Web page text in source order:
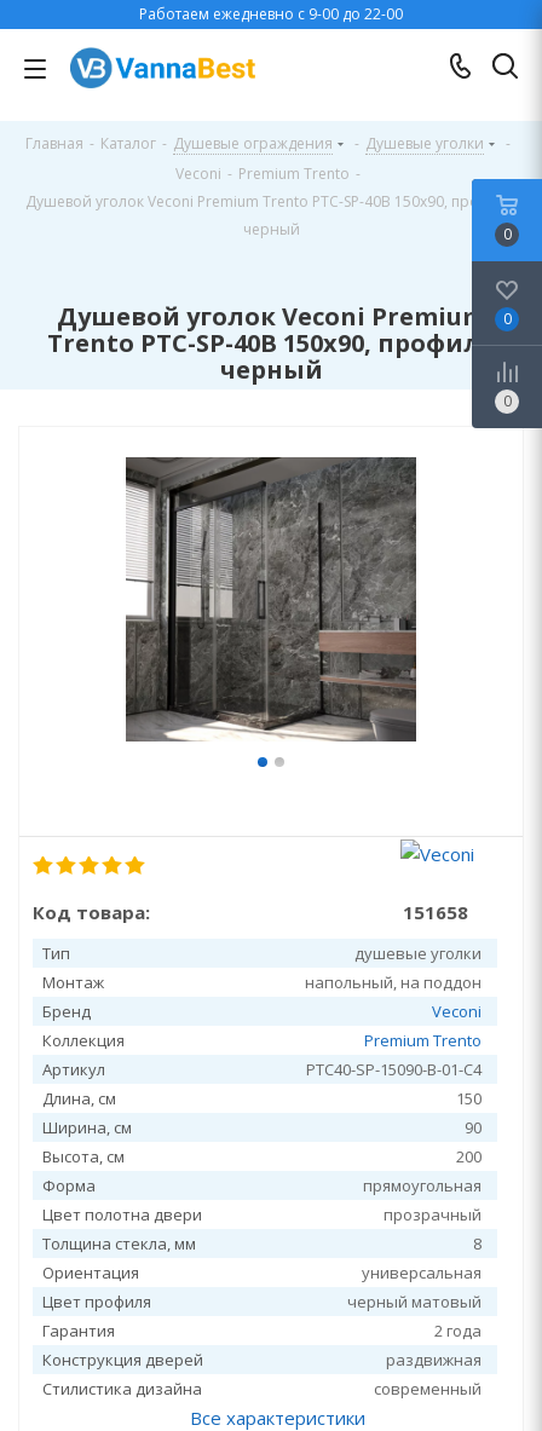
Работаем ежедневно с 9-00 до 22-00
Главная - Каталог - Душевые ограждения - Душевые уголки
-
Veconi - Premium Trento -
Душевой уголок Veconi Premium Trento PTC-SP-40B 150x90, профиль
черный
Душевой уголок Veconi Premium
Trento PTC-SP-40B 150x90, профиль
черный
Код товара: 151658
Тип
душевые уголки
Монтаж
напольный, на поддон
Бренд
Veconi
Коллекция
Premium Trento
Артикул
PTC40-SP-15090-B-01-C4
Длина, см
150
Ширина, см
90
Высота, см
200
Форма
прямоугольная
Цвет полотна двери
прозрачный
Толщина стекла, мм
8
Ориентация
универсальная
Цвет профиля
черный матовый
Гарантия
2 года
Конструкция дверей
раздвижная
Стилистика дизайна
современный
Все характеристики
0
0
0